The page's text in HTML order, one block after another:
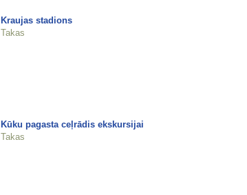
Kraujas stadions
Takas
Kūku pagasta ceļrādis ekskursijai
Takas